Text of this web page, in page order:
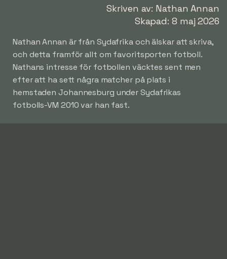
Skriven av: Nathan Annan
Skapad: 8 maj 2026
Nathan Annan är från Sydafrika och älskar att skriva,
och detta framför allt om favoritsporten fotboll.
Nathans intresse för fotbollen väcktes sent men
efter att ha sett några matcher på plats i
hemstaden Johannesburg under Sydafrikas
fotbolls-VM 2010 var han fast.